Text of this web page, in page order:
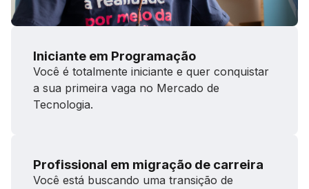
Iniciante em Programação
Você é totalmente iniciante e quer conquistar
a sua primeira vaga no Mercado de
Tecnologia.
Profissional em migração de carreira
Você está buscando uma transição de